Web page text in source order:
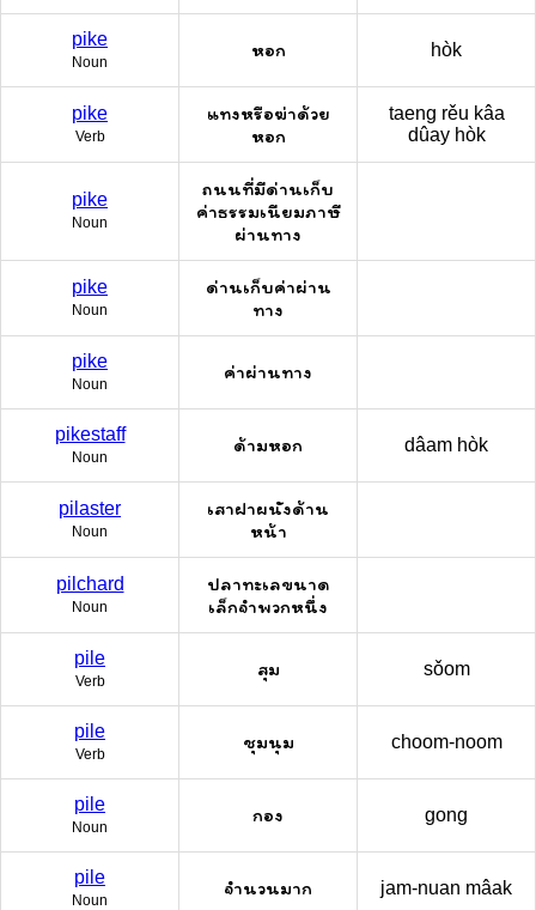
pike
Noun
หอก hòk
pike
Verb
แทงหรือฆ่าด้วย
หอก
taeng rěu kâa
dûay hòk
pike
Noun
ถนนที่มีด่านเก็บ
ค่าธรรมเนียมภาษี
ผ่านทาง
pike
Noun
ด่านเก็บค่าผ่าน
ทาง
pike
Noun
ค่าผ่านทาง
pikestaff
Noun
ด้ามหอก dâam hòk
pilaster
Noun
เสาฝาผนังด้าน
หน้า
pilchard
Noun
ปลาทะเลขนาด
เล็กจำพวกหนึ่ง
pile
Verb
สุม sǒom
pile
Verb
ชุมนุม choom-noom
pile
Noun
กอง gong
pile
Noun
จำนวนมาก jam-nuan mâak